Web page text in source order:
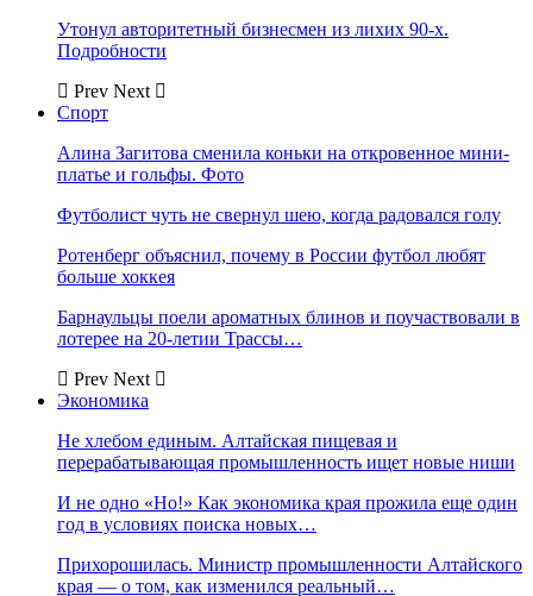
Утонул авторитетный бизнесмен из лихих 90-х.
Подробности
Prev Next
Спорт
Алина Загитова сменила коньки на откровенное мини-
платье и гольфы. Фото
Футболист чуть не свернул шею, когда радовался голу
Ротенберг объяснил, почему в России футбол любят
больше хоккея
Барнаульцы поели ароматных блинов и поучаствовали в
лотерее на 20-летии Трассы…
Prev Next
Экономика
Не хлебом единым. Алтайская пищевая и
перерабатывающая промышленность ищет новые ниши
И не одно «Но!» Как экономика края прожила еще один
год в условиях поиска новых…
Прихорошилась. Министр промышленности Алтайского
края — о том, как изменился реальный…